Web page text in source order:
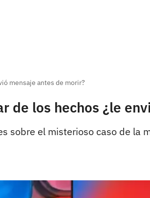
mensaje antes de morir?
de los hechos ¿le
sobre el misterioso caso de la